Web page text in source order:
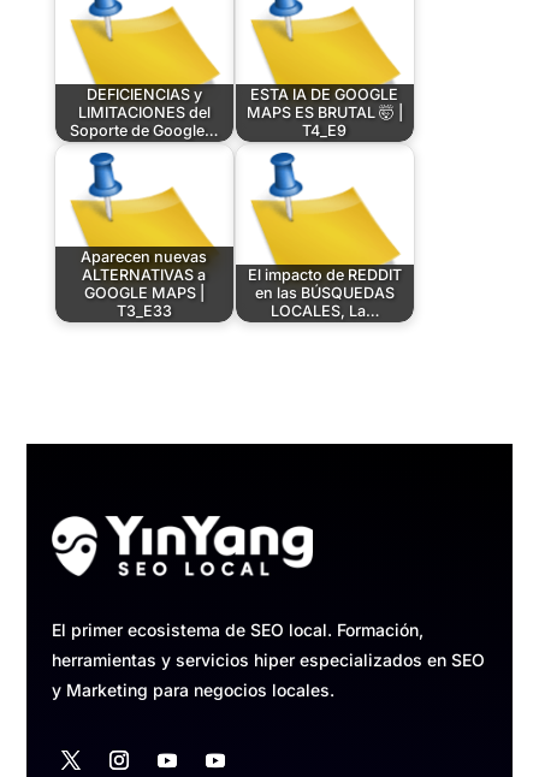
DEFICIENCIAS y
LIMITACIONES del
Soporte de Google…
ESTA IA DE GOOGLE
MAPS ES BRUTAL 🤯 |
T4_E9
Aparecen nuevas
ALTERNATIVAS a
GOOGLE MAPS |
T3_E33
El impacto de REDDIT
en las BÚSQUEDAS
LOCALES, La…
El primer ecosistema de SEO local. Formación,
herramientas y servicios hiper especializados en SEO
y Marketing para negocios locales.